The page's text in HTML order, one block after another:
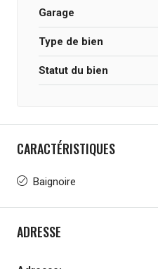
Garage
Type de bien
Statut du bien
CARACTÉRISTIQUES
Baignoire
ADRESSE